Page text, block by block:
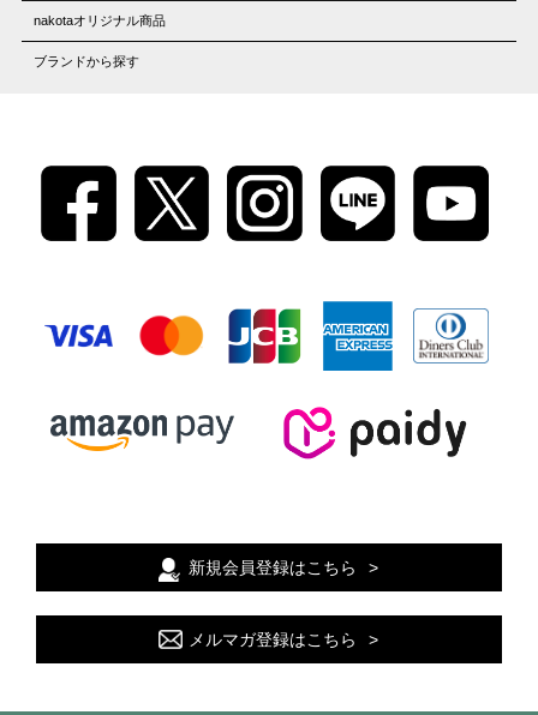
nakotaオリジナル商品
ブランドから探す
新規会員登録はこちら
メルマガ登録はこちら